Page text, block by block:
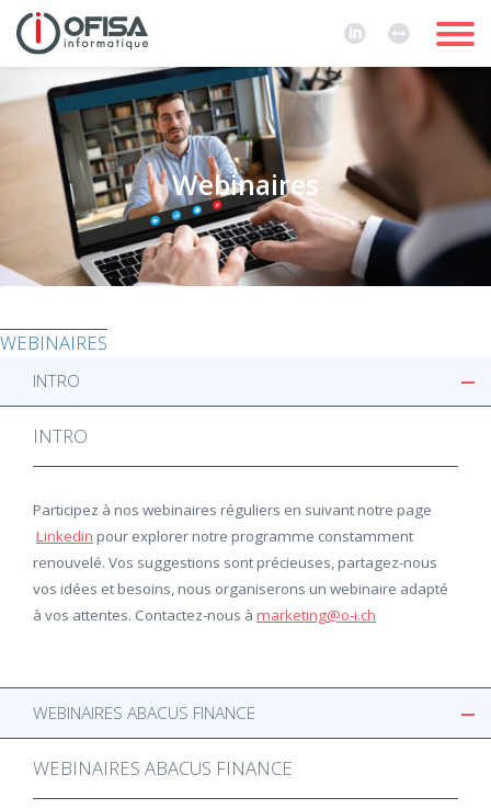
Webinaires
WEBINAIRES
INTRO
INTRO
Participez à nos webinaires réguliers en suivant notre page
Linkedin pour explorer notre programme constamment
renouvelé. Vos suggestions sont précieuses, partagez-nous
vos idées et besoins, nous organiserons un webinaire adapté
à vos attentes. Contactez-nous à marketing@o-i.ch
WEBINAIRES ABACUS FINANCE
WEBINAIRES ABACUS FINANCE